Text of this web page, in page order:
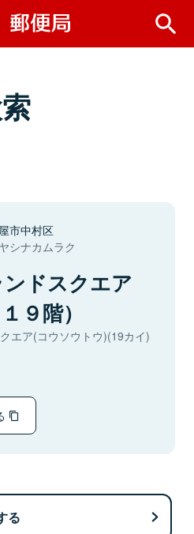
市中村区
シナカムラク
ドスクエア
９階）
エア(コウソウトウ)(19カイ)
る